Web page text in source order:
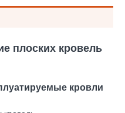
плоских кровель
кровли